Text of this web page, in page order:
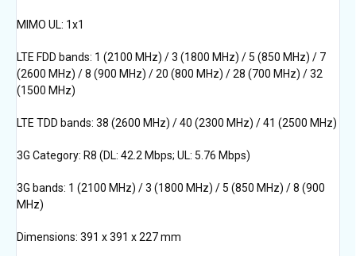
MIMO UL: 1x1
LTE FDD bands: 1 (2100 MHz) / 3 (1800 MHz) / 5 (850 MHz) / 7
(2600 MHz) / 8 (900 MHz) / 20 (800 MHz) / 28 (700 MHz) / 32
(1500 MHz)
LTE TDD bands: 38 (2600 MHz) / 40 (2300 MHz) / 41 (2500 MHz)
3G Category: R8 (DL: 42.2 Mbps; UL: 5.76 Mbps)
3G bands: 1 (2100 MHz) / 3 (1800 MHz) / 5 (850 MHz) / 8 (900
MHz)
Dimensions: 391 x 391 x 227 mm